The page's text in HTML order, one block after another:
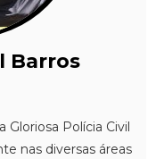
Barros
Gloriosa Polícia Civil
nas diversas áreas